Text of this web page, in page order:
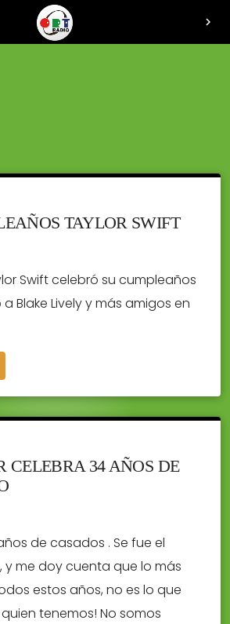
chevron_right
TAYLOR SWIFT
Swift celebró su cumpleaños
Blake Lively y más amigos en
CELEBRA 34 AÑOS DE
de casados . Se fue el
me doy cuenta que lo más
estos años, no es lo que
tenemos! No somos